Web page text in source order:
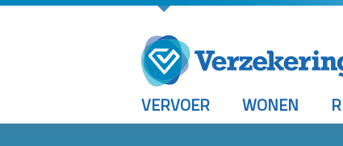
VERVOER WONEN